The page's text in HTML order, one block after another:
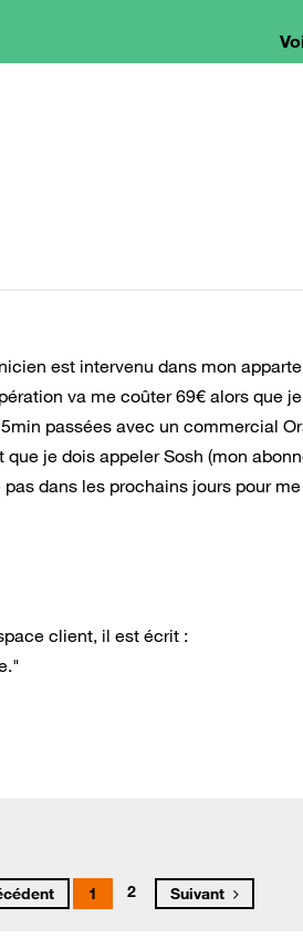
est intervenu dans mon
va me coûter 69€ alors que
passées avec un commercial
je dois appeler Sosh (mon
dans les prochains jours pour
client, il est écrit :
1 2 Suivant